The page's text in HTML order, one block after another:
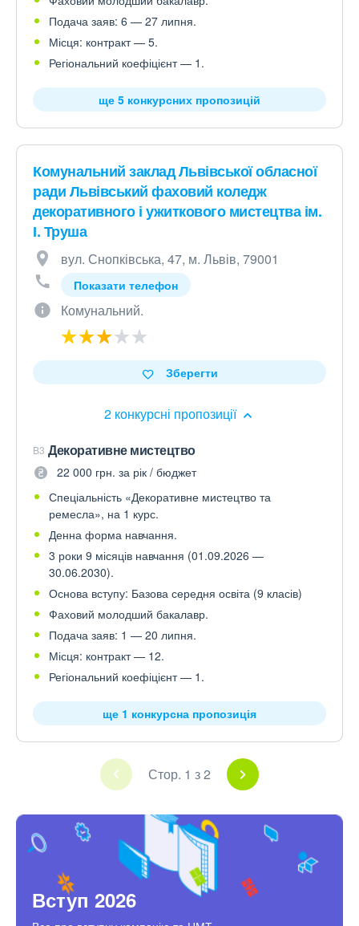
Подача заяв: 6 — 27 липня.
Місця: контракт — 5.
Регіональний коефіцієнт — 1.
ще 5 конкурсних пропозицій
Комунальний заклад Львівської обласної
ради Львівський фаховий коледж
декоративного і ужиткового мистецтва ім.
І. Труша
вул. Снопківська, 47, м. Львів, 79001
Показати телефон
Комунальний.
2 конкурсні пропозиції
Зберегти
B3 Декоративне мистецтво
22 000 грн. за рік / бюджет
Спеціальність «Декоративне мистецтво та
ремесла», на 1 курс.
Денна форма навчання.
3 роки 9 місяців навчання (01.09.2026 —
30.06.2030).
Основа вступу: Базова середня освіта (9 класів)
Фаховий молодший бакалавр.
Подача заяв: 1 — 20 липня.
Місця: контракт — 12.
Регіональний коефіцієнт — 1.
ще 1 конкурсна пропозиція
Стор. 1 з 2
Вступ 2026